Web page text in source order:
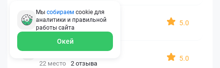
OxySport
21 место 6 отзывов
5.0
ERGO AXA
22 место 2 отзыва
5.0
Мы собираем cookie для
аналитики и правильной
работы сайта
Окей